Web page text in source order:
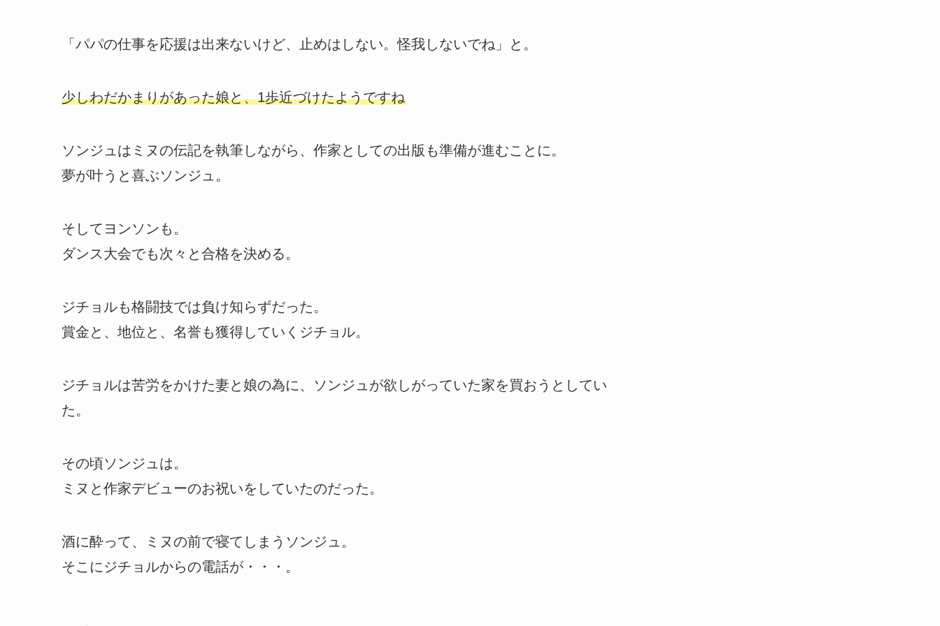
「パパの仕事を応援は出来ないけど、止めはしない。怪我しないでね」と。
少しわだかまりがあった娘と、1歩近づけたようですね
ソンジュはミヌの伝記を執筆しながら、作家としての出版も準備が進むことに。
夢が叶うと喜ぶソンジュ。
そしてヨンソンも。
ダンス大会でも次々と合格を決める。
ジチョルも格闘技では負け知らずだった。
賞金と、地位と、名誉も獲得していくジチョル。
ジチョルは苦労をかけた妻と娘の為に、ソンジュが欲しがっていた家を買おうとしてい
た。
その頃ソンジュは。
ミヌと作家デビューのお祝いをしていたのだった。
酒に酔って、ミヌの前で寝てしまうソンジュ。
そこにジチョルからの電話が・・・。